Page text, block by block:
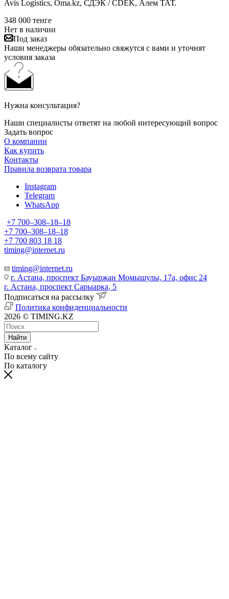
Avis Logistics, Oma.kz, СДЭК / CDEK, Алем ТАТ.
348 000 тенге
Нет в наличии
Под заказ
Наши менеджеры обязательно свяжутся с вами и уточнят
условия заказа
Нужна консультация?
Наши специалисты ответят на любой интересующий вопрос
Задать вопрос
О компании
Как купить
Контакты
Правила возврата товара
Instagram
Telegram
WhatsApp
+7 700‒308‒18‒18
+7 700‒308‒18‒18
+7 700 803 18 18
timing@internet.ru
timing@internet.ru
г. Астана, проспект Бауыржан Момышулы, 17а, офис 24
г. Астана, проспект Сарыарка, 5
Подписаться на рассылку
Политика конфиденциальности
2026 © TIMING.KZ
Найти
Каталог
По всему сайту
По каталогу